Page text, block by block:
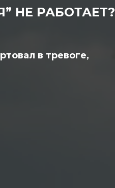
НЕ РАБОТАЕТ?
в тревоге,